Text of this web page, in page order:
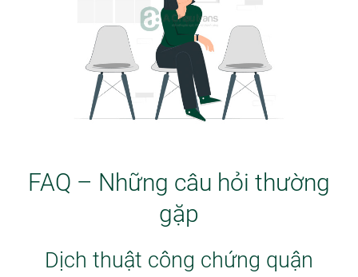
FAQ – Những câu hỏi thường
gặp
Dịch thuật công chứng quận